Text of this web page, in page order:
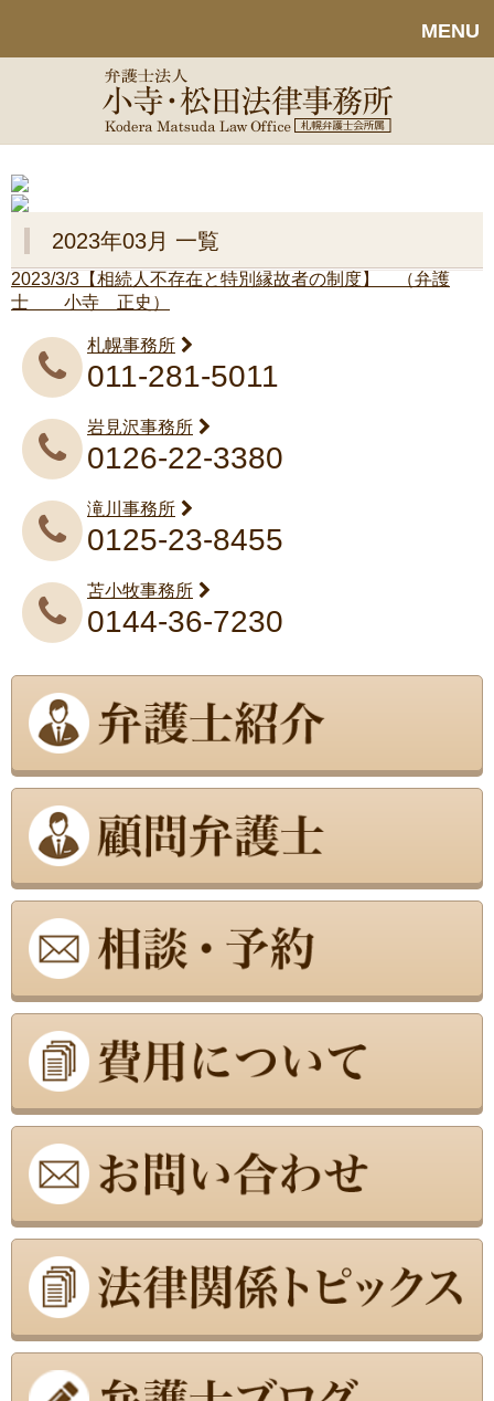
MENU
2023年03月 一覧
2023/3/3 【相続人不存在と特別縁故者の制度】 （弁護
士 小寺 正史）
札幌事務所
011-281-5011
岩見沢事務所
0126-22-3380
滝川事務所
0125-23-8455
苫小牧事務所
0144-36-7230